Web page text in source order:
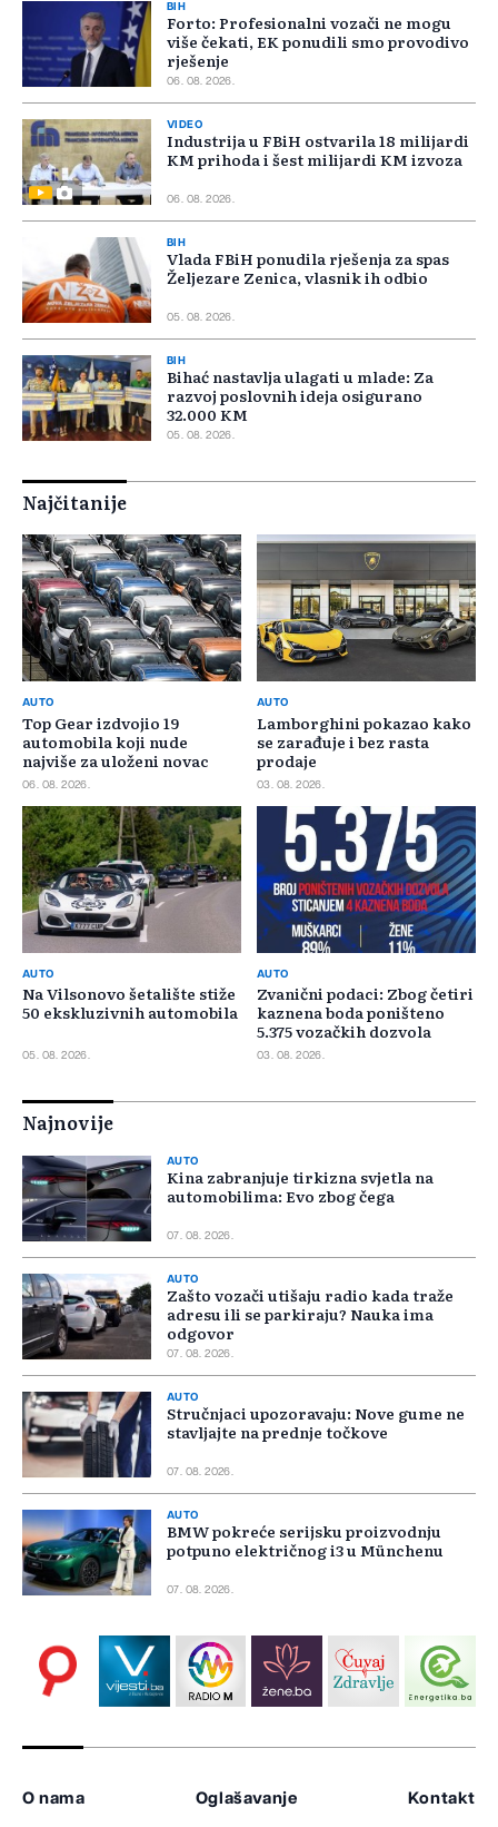
BIH
Forto: Profesionalni vozači ne mogu
više čekati, EK ponudili smo provodivo
rješenje
06. 08. 2026.
VIDEO
Industrija u FBiH ostvarila 18 milijardi
KM prihoda i šest milijardi KM izvoza
06. 08. 2026.
BIH
Vlada FBiH ponudila rješenja za spas
Željezare Zenica, vlasnik ih odbio
05. 08. 2026.
BIH
Bihać nastavlja ulagati u mlade: Za
razvoj poslovnih ideja osigurano
32.000 KM
05. 08. 2026.
Najčitanije
AUTO
Top Gear izdvojio 19
automobila koji nude
najviše za uloženi novac
06. 08. 2026.
AUTO
Lamborghini pokazao kako
se zarađuje i bez rasta
prodaje
03. 08. 2026.
AUTO
Na Vilsonovo šetalište stiže
50 ekskluzivnih automobila
05. 08. 2026.
AUTO
Zvanični podaci: Zbog četiri
kaznena boda poništeno
5.375 vozačkih dozvola
03. 08. 2026.
Najnovije
AUTO
Kina zabranjuje tirkizna svjetla na
automobilima: Evo zbog čega
07. 08. 2026.
AUTO
Zašto vozači utišaju radio kada traže
adresu ili se parkiraju? Nauka ima
odgovor
07. 08. 2026.
AUTO
Stručnjaci upozoravaju: Nove gume ne
stavljajte na prednje točkove
07. 08. 2026.
AUTO
BMW pokreće serijsku proizvodnju
potpuno električnog i3 u Münchenu
07. 08. 2026.
O nama Oglašavanje Kontakt